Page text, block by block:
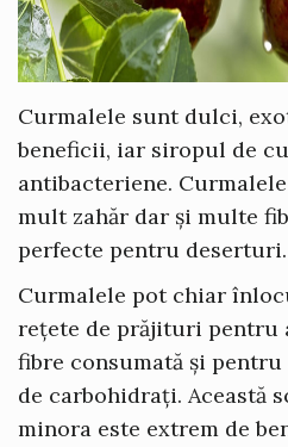
Curmalele sunt dulci,
beneficii, iar siropul de
antibacteriene.
mult zahăr dar și multe
perfecte pentru deserturi.
Curmalele pot chiar
rețete de prăjituri pentru
fibre consumată și
de carbohidrați. Această
minora este extrem de